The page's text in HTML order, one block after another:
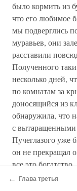
было кормить из
что его любимое
мы подверглись
муравьев, они
расставили
Полученного
несколько дней,
по комнатам за
доносящийся из
обнаружила, что
с вытаращенными
Пучеглазого уже
он не прекращал
все это богатство.
Пучеглазый
← Глава третья